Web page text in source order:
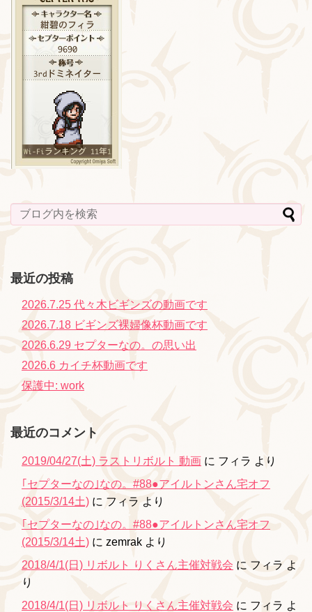
最近の投稿
2026.7.25 代々木ビギンズの動画です
2026.7.18 ビギンズ裸婦像杯動画です
2026.6.29 セプターなの。の思い出
2026.6 カイチ杯動画です
保護中: work
最近のコメント
2019/04/27(土) ラストリボルト 動画 に フィラ より
｢セプターなの｣なの。#88●アイルトンさん宅オフ
(2015/3/14土) に フィラ より
｢セプターなの｣なの。#88●アイルトンさん宅オフ
(2015/3/14土) に zemrak より
2018/4/1(日) リボルト りくさん主催対戦会 に フィラ よ
り
2018/4/1(日) リボルト りくさん主催対戦会 に フィラ よ